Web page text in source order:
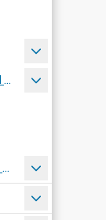
JEDNOSTKI ORGANIZACYJNE I SPÓŁKI
MŁODZIEŻOWA RADA MIEJSKA W MOGILNIE